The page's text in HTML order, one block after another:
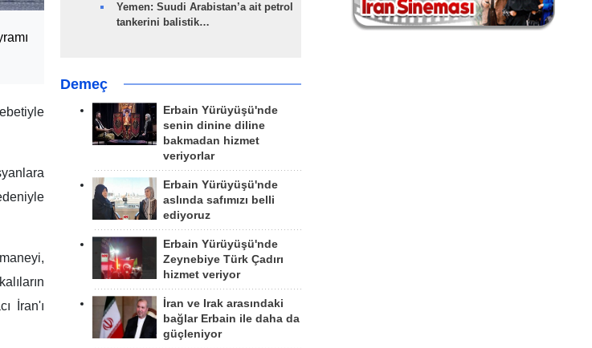
İran'ı
Yemen: Suudi Arabistan’a ait petrol
tankerini balistik…
Demeç
Erbain Yürüyüşü'nde
senin dinine diline
bakmadan hizmet
veriyorlar
Erbain Yürüyüşü'nde
aslında safımızı belli
ediyoruz
Erbain Yürüyüşü'nde
Zeynebiye Türk Çadırı
hizmet veriyor
İran ve Irak arasındaki
bağlar Erbain ile daha da
güçleniyor